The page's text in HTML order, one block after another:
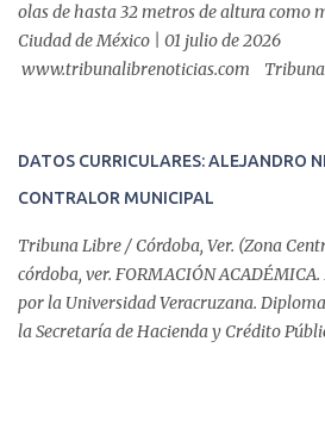
olas de hasta 32 metros de
Ciudad de México | 01 julio de 2026
www.tribunalibrenoticias.com Tribuna
terremotos gemelos que azotaron a
publicada en su cuenta de Tiktok, ‘El
predicciones basadas en pasajes y
Leviatán que “destruirá Babilonia, que
las bestias del fin del mundo saldrán y
DATOS CURRICULARES: ALEJANDRO
CONTRALOR MUNICIPAL
Tribuna Libre / Córdoba, Ver. (Zona
córdoba, ver. FORMACIÓN
por la Universidad Veracruzana.
la Secretaría de Hacienda y Crédito